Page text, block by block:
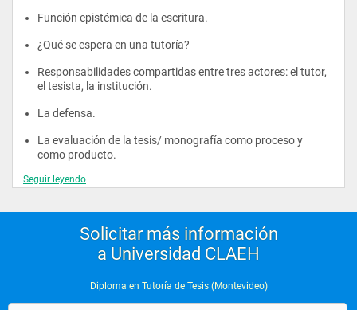
Función epistémica de la escritura.
¿Qué se espera en una tutoría?
Responsabilidades compartidas entre tres actores: el tutor,
el tesista, la institución.
La defensa.
La evaluación de la tesis/ monografía como proceso y
como producto.
Seguir leyendo
Solicitar más información
a Universidad CLAEH
Diploma en Tutoría de Tesis (Montevideo)